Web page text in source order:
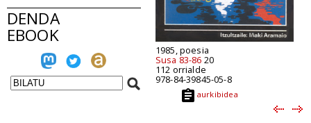
DENDA
EBOOK
1985, poesia
Susa 83-86 20
112 orrialde
978-84-39845-05-8
aurkibidea